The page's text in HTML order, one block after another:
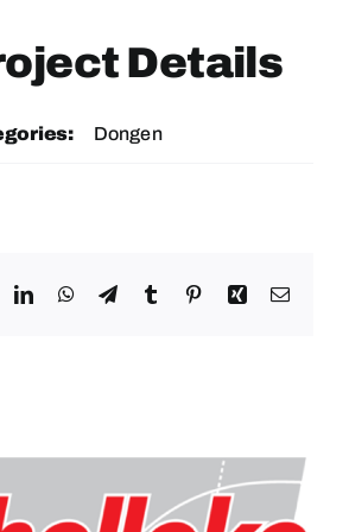
Details
Dongen
LinkedInWhatsApp
TelegramTumblr PinterestXing E-